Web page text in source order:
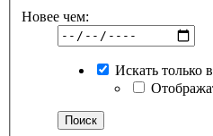
Новее чем:
Искать только